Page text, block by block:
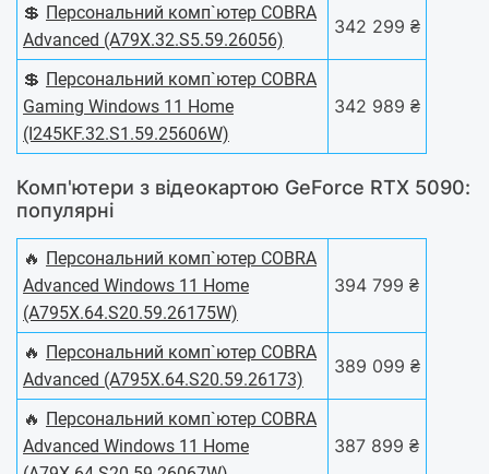
💲 Персональний комп`ютер COBRA
Advanced (A79X.32.S5.59.26056)
342 299 ₴
💲 Персональний комп`ютер COBRA
Gaming Windows 11 Home
(I245KF.32.S1.59.25606W)
342 989 ₴
Комп'ютери з відеокартою GeForce RTX 5090:
популярні
🔥 Персональний комп`ютер COBRA
Advanced Windows 11 Home
(A795X.64.S20.59.26175W)
394 799 ₴
🔥 Персональний комп`ютер COBRA
Advanced (A795X.64.S20.59.26173)
389 099 ₴
🔥 Персональний комп`ютер COBRA
Advanced Windows 11 Home
387 899 ₴